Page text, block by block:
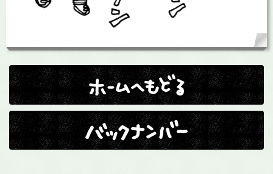
ホームへ戻る
バックナンバー